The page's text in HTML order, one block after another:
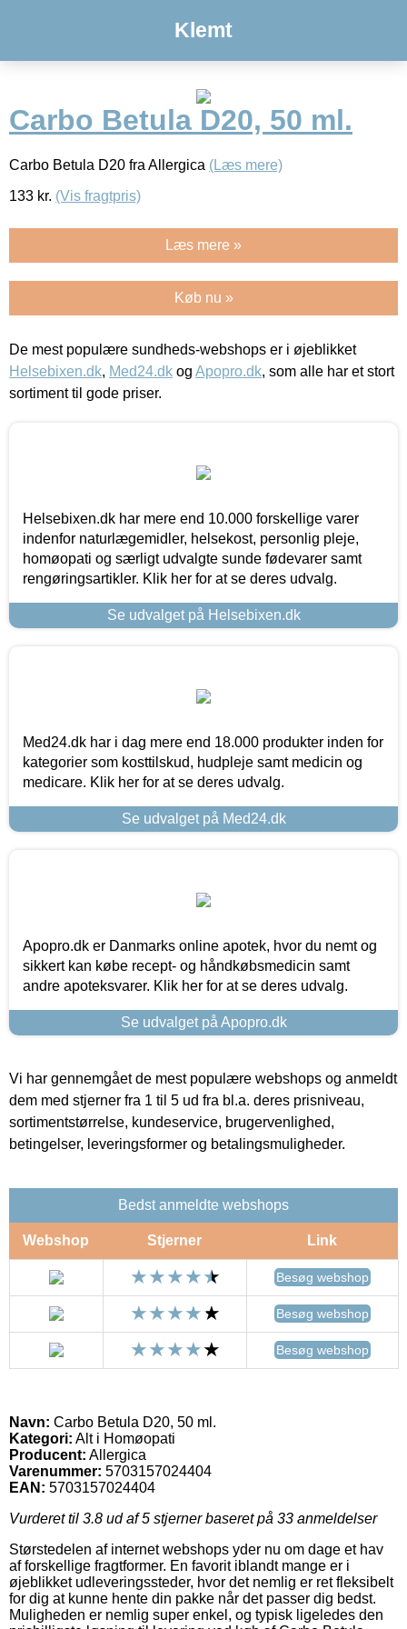
Klemt
Carbo Betula D20, 50 ml.
Carbo Betula D20 fra Allergica (Læs mere)
133 kr. (Vis fragtpris)
Læs mere »
Køb nu »
De mest populære sundheds-webshops er i øjeblikket
Helsebixen.dk, Med24.dk og Apopro.dk, som alle har et stort
sortiment til gode priser.
Helsebixen.dk har mere end 10.000 forskellige varer
indenfor naturlægemidler, helsekost, personlig pleje,
homøopati og særligt udvalgte sunde fødevarer samt
rengøringsartikler. Klik her for at se deres udvalg.
Se udvalget på Helsebixen.dk
Med24.dk har i dag mere end 18.000 produkter inden for
kategorier som kosttilskud, hudpleje samt medicin og
medicare. Klik her for at se deres udvalg.
Se udvalget på Med24.dk
Apopro.dk er Danmarks online apotek, hvor du nemt og
sikkert kan købe recept- og håndkøbsmedicin samt
andre apoteksvarer. Klik her for at se deres udvalg.
Se udvalget på Apopro.dk
Vi har gennemgået de mest populære webshops og anmeldt
dem med stjerner fra 1 til 5 ud fra bl.a. deres prisniveau,
sortimentstørrelse, kundeservice, brugervenlighed,
betingelser, leveringsformer og betalingsmuligheder.
Bedst anmeldte webshops
Webshop Stjerner Link
Besøg webshop
Besøg webshop
Besøg webshop
Navn: Carbo Betula D20, 50 ml.
Kategori: Alt i Homøopati
Producent: Allergica
Varenummer: 5703157024404
EAN: 5703157024404
Vurderet til 3.8 ud af 5 stjerner baseret på 33 anmeldelser
Størstedelen af internet webshops yder nu om dage et hav
af forskellige fragtformer. En favorit iblandt mange er i
øjeblikket udleveringssteder, hvor det nemlig er ret fleksibelt
for dig at kunne hente din pakke når det passer dig bedst.
Muligheden er nemlig super enkel, og typisk ligeledes den